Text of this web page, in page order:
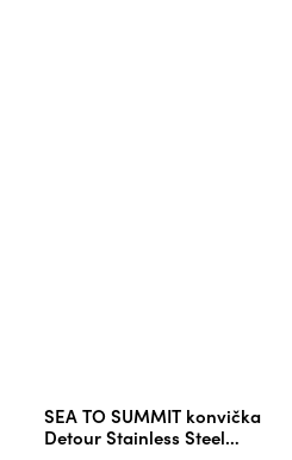
SEA TO SUMMIT konvička
Detour Stainless Steel